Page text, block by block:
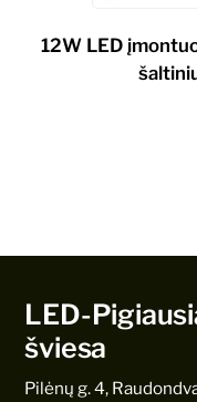
12W LED
LED-
šviesa
Pilėnų g. 4,